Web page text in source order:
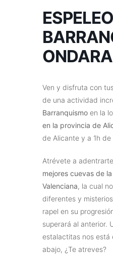
ONDARA
Ven y disfruta con
de una actividad
Barranquismo en la
en la provincia de
de Alicante y a 1h
Atrévete a
mejores cuevas de
Valenciana, la cual
diferentes y
rapel en su
superará al anterior.
estalactitas nos está
abajo, ¿Te atreves?